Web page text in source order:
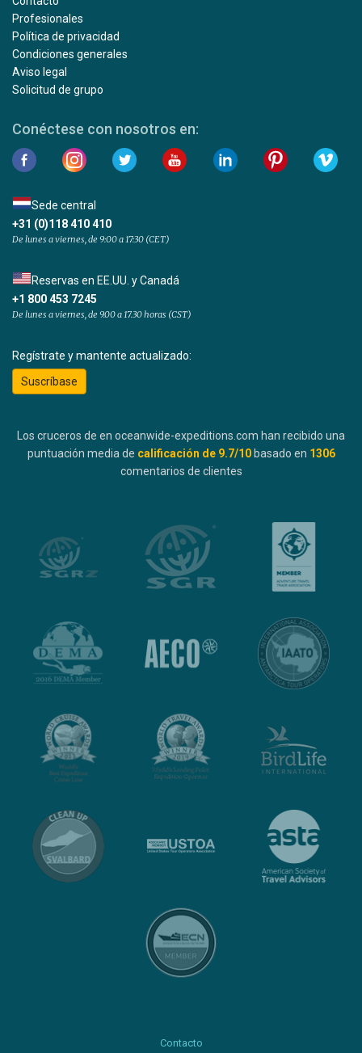
Profesionales
Política de privacidad
Condiciones generales
Aviso legal
Solicitud de grupo
Conéctese con nosotros en:
Sede central
+31 (0)118 410 410
De lunes a viernes, de 9:00 a 17:30 (CET)
Reservas en EE.UU. y Canadá
+1 800 453 7245
De lunes a viernes, de 9.00 a 17.30 horas (CST)
Regístrate y mantente actualizado:
Suscríbase
Los cruceros de en oceanwide-expeditions.com han recibido una
puntuación media de calificación de 9.7/10 basado en 1306
comentarios de clientes
Contacto